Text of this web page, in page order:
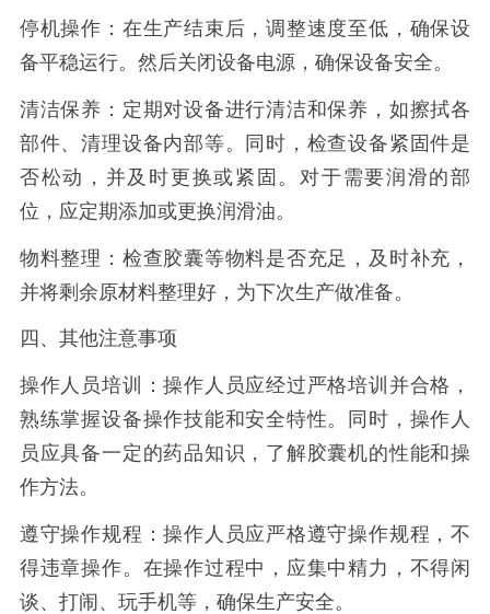
停机操作：在生产结束后，调整速度至低，确保设
备平稳运行。然后关闭设备电源，确保设备安全。
清洁保养：定期对设备进行清洁和保养，如擦拭各
部件、清理设备内部等。同时，检查设备紧固件是
否松动，并及时更换或紧固。对于需要润滑的部
位，应定期添加或更换润滑油。
物料整理：检查胶囊等物料是否充足，及时补充，
并将剩余原材料整理好，为下次生产做准备。
四、其他注意事项
操作人员培训：操作人员应经过严格培训并合格，
熟练掌握设备操作技能和安全特性。同时，操作人
员应具备一定的药品知识，了解胶囊机的性能和操
作方法。
遵守操作规程：操作人员应严格遵守操作规程，不
得违章操作。在操作过程中，应集中精力，不得闲
谈、打闹、玩手机等，确保生产安全。